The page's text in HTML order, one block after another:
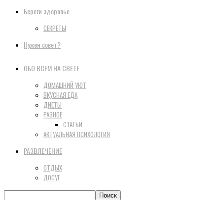
Береги здоровье
СЕКРЕТЫ
Нужен совет?
ОБО ВСЕМ НА СВЕТЕ
ДОМАШНИЙ УЮТ
ВКУСНАЯ ЕДА
ДИЕТЫ
РАЗНОЕ
СТАТЬИ
АКТУАЛЬНАЯ ПСИХОЛОГИЯ
РАЗВЛЕЧЕНИЕ
ОТДЫХ
ДОСУГ